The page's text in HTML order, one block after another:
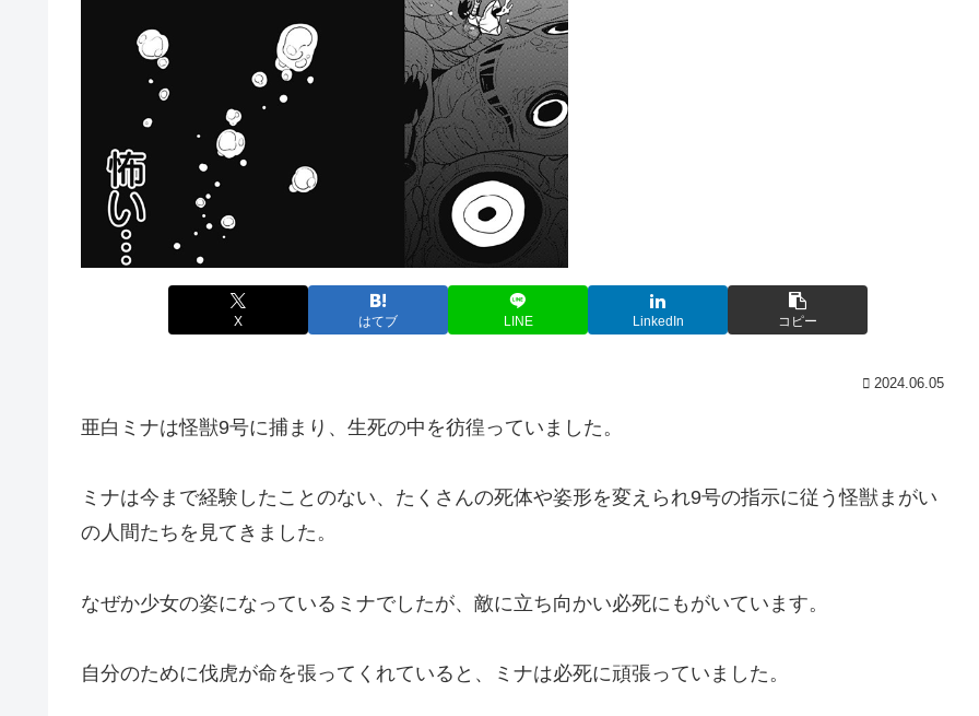
X はてブ LINE LinkedIn コピー
2024.06.05
亜白ミナは怪獣9号に捕まり、生死の中を彷徨っていました。
ミナは今まで経験したことのない、たくさんの死体や姿形を変えられ9号の指示に従う怪獣まがい
の人間たちを見てきました。
なぜか少女の姿になっているミナでしたが、敵に立ち向かい必死にもがいています。
自分のために伐虎が命を張ってくれていると、ミナは必死に頑張っていました。